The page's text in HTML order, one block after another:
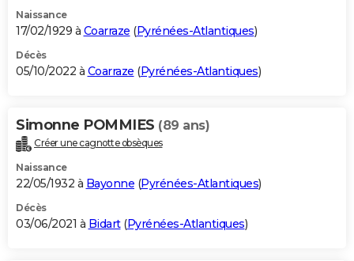
Naissance
17/02/1929 à Coarraze (Pyrénées-Atlantiques)
Décès
05/10/2022 à Coarraze (Pyrénées-Atlantiques)
Simonne POMMIES (89 ans)
Créer une cagnotte obsèques
Naissance
22/05/1932 à Bayonne (Pyrénées-Atlantiques)
Décès
03/06/2021 à Bidart(Pyrénées-Atlantiques)